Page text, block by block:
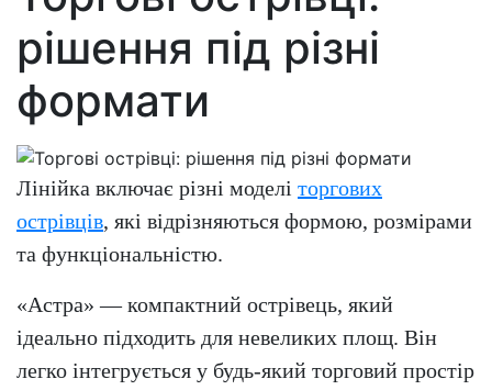
рішення під різні
формати
Лінійка включає різні моделі торгових
острівців, які відрізняються формою, розмірами
та функціональністю.
«Астра» — компактний острівець, який
ідеально підходить для невеликих площ. Він
легко інтегрується у будь-який торговий простір